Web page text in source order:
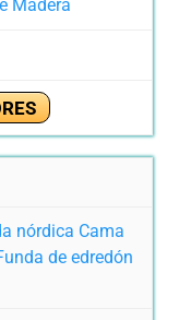
Madera